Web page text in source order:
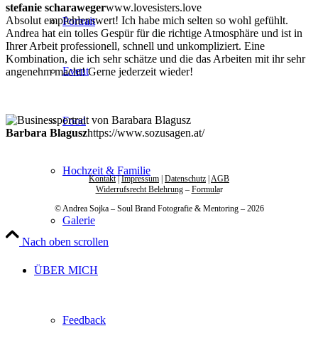
Portrait
Event
Food
Hochzeit & Familie
Galerie
ÜBER MICH
Feedback
stefanie scharawegerwww.lovesisters.love
Absolut empfehlenswert! Ich habe mich selten so wohl gefühlt.
Andrea hat ein tolles Gespür für die richtige Atmosphäre und ist in
Ihrer Arbeit professionell, schnell und unkompliziert. Eine
Kombination, die ich sehr schätze und die das Arbeiten mit ihr sehr
angenehm macht! Gerne jederzeit wieder!
Barbara Blaguszhttps://www.sozusagen.at/
Kontakt|Impressum Datenschutz AGB
Widerrufsrecht Belehrung– Formular
© Andrea Sojka – Soul Brand Fotografie & Mentoring – 2026
Nach oben scrollen